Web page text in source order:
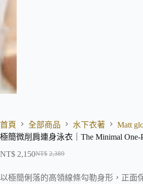
首頁 全部商品 水下衣著
Matt
極簡微削肩連身泳衣｜The Minimal One-
NT$ 2,389
NT$ 2,150
以極簡俐落的高領線條勾勒身形，正面